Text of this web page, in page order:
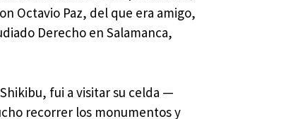
Octavio Paz, del que era amigo,
Derecho en Salamanca,
fui a visitar su celda —
recorrer los monumentos y